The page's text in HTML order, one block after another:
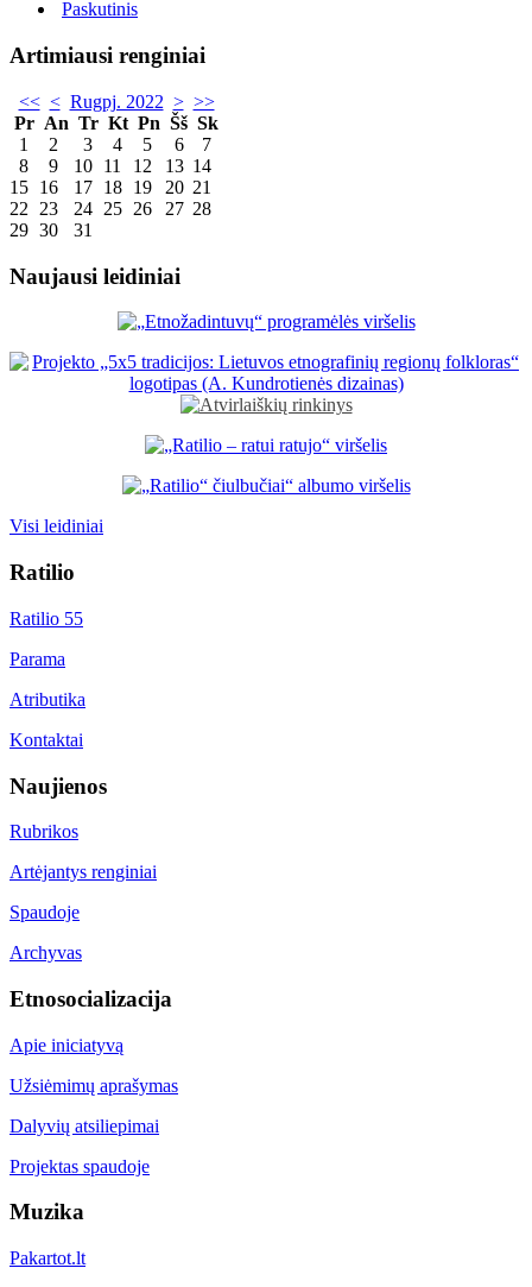
Paskutinis
Artimiausi renginiai
<< < Rugpj. 2022 > >>
Pr An Tr Kt Pn Šš Sk
1
2 3 4 5 6
7
8
9 10 11 12 13 14
15 16 17 18 19 20 21
22
23 24 25 26 27 28
29 30 31
Naujausi leidiniai
Visi leidiniai
Ratilio
Ratilio 55
Parama
Atributika
Kontaktai
Naujienos
Rubrikos
Artėjantys renginiai
Spaudoje
Archyvas
Etnosocializacija
Apie iniciatyvą
Užsiėmimų aprašymas
Dalyvių atsiliepimai
Projektas spaudoje
Muzika
Pakartot.lt